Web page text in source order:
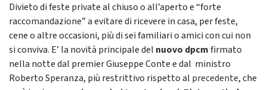
Divieto di feste private al chiuso o all’aperto e “forte
raccomandazione” a evitare di ricevere in casa, per feste,
cene o altre occasioni, più di sei familiari o amici con cui non
si conviva. E’ la novità principale del nuovo dpcmfirmato
nella notte dal premier Giuseppe Conte e dal ministro
Roberto Speranza, più restrittivo rispetto al precedente, che